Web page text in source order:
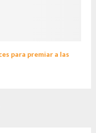
para premiar a las